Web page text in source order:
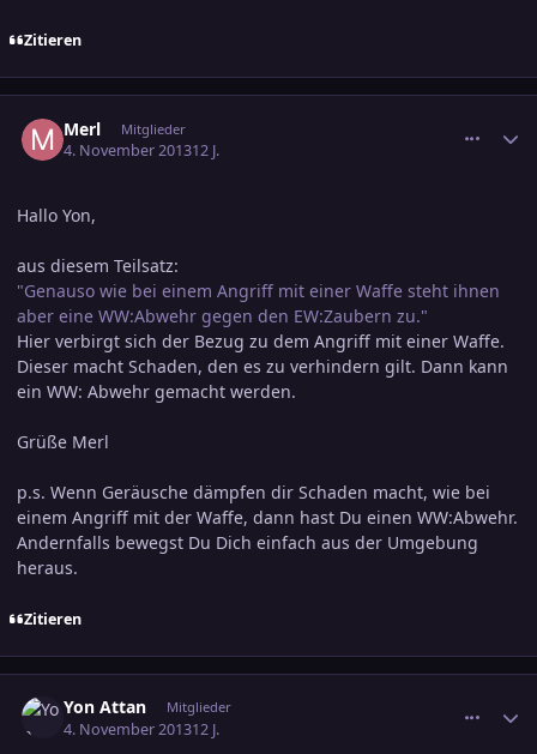
Zitieren
Merl Mitglieder
4. November 201312 J.
Hallo Yon,
aus diesem Teilsatz:
"Genauso wie bei einem Angriff mit einer Waffe steht ihnen
aber eine WW:Abwehr gegen den EW:Zaubern zu."
Hier verbirgt sich der Bezug zu dem Angriff mit einer Waffe.
Dieser macht Schaden, den es zu verhindern gilt. Dann kann
ein WW: Abwehr gemacht werden.
Grüße Merl
p.s. Wenn Geräusche dämpfen dir Schaden macht, wie bei
einem Angriff mit der Waffe, dann hast Du einen WW:Abwehr.
Andernfalls bewegst Du Dich einfach aus der Umgebung
heraus.
Zitieren
Yon Attan Mitglieder
4. November 201312 J.